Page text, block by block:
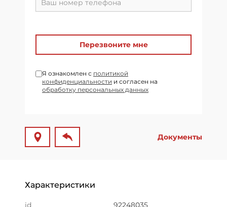
Перезвоните мне
Я ознакомлен с политикой
конфиденциальности и согласен на
обработку персональных данных
Документы
Характеристики
id 92248035